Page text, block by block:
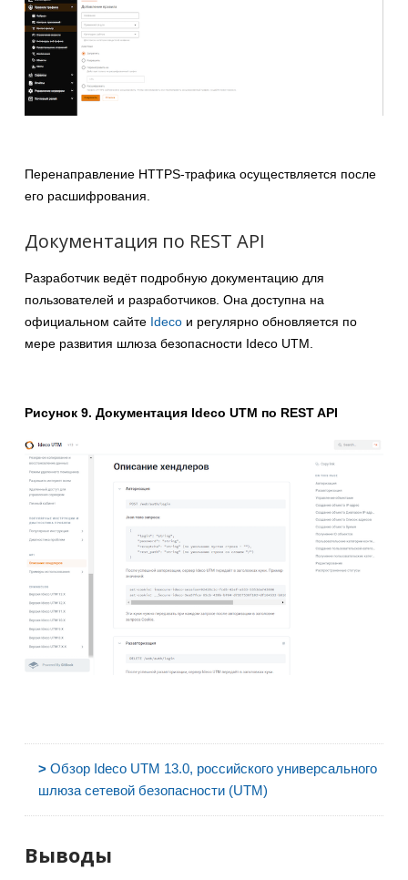
Перенаправление HTTPS-трафика осуществляется после
его расшифрования.
Документация по REST API
Разработчик ведёт подробную документацию для
пользователей и разработчиков. Она доступна на
официальном сайте Ideco и регулярно обновляется по
мере развития шлюза безопасности Ideco UTM.
Рисунок 9. Документация Ideco UTM по REST API
> Обзор Ideco UTM 13.0, российского универсального
шлюза сетевой безопасности (UTM)
Выводы